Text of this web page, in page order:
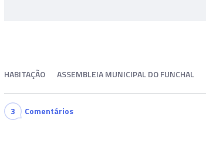
HABITAÇÃO ASSEMBLEIA MUNICIPAL DO FUNCHAL
3 Comentários